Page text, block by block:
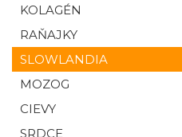
KOLAGÉN
RAŇAJKY
SLOWLANDIA
MOZOG
CIEVY
SRDCE